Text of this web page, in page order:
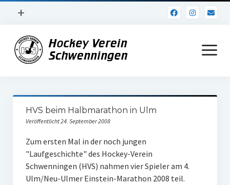
Menü
+
Impressum
Datenschutz
Menü
öffnen
Verein
Daten und Fakten
Vereinsheim
Hockey Shirts
HVS beim Halbmarathon in Ulm
Veröffentlicht 24. September 2008
Zum ersten Mal in der noch jungen
"Laufgeschichte" des Hockey-Verein
Schwenningen (HVS) nahmen vier Spieler am 4.
Ulm/Neu-Ulmer Einstein-Marathon 2008 teil.